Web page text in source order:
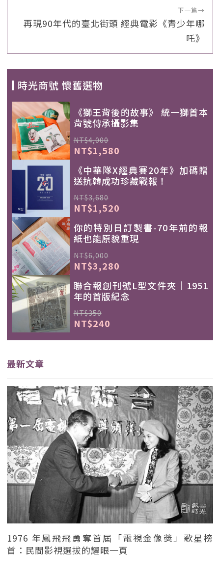
下一篇→
再現90年代的臺北街頭 經典電影《青少年哪
吒》
時光商號 懷舊選物
《獅王背後的故事》 統一獅首本
背號傳承攝影集
NT$4,000
NT$1,580
《中華隊X經典賽20年》加碼贈
送抗韓成功珍藏戰報！
NT$3,680
NT$1,520
你的特別日訂製書-70年前的報
紙也能原貌重現
NT$6,000
NT$3,280
聯合報創刊號L型文件夾｜1951
年的首版紀念
NT$350
NT$240
最新文章
1976 年鳳飛飛勇奪首屆「電視金像獎」歌星榜
首：民間影視選拔的耀眼一頁